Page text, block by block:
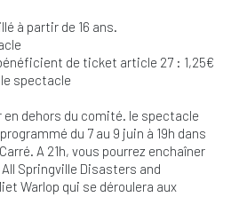
à partir de 16 ans.
de ticket article 27 : 1,25€
spectacle
en dehors du comité. le spectacle
du 7 au 9 juin à 19h dans
A 21h, vous pourrez enchaîner
Springville Disasters and
Warlop qui se déroulera aux